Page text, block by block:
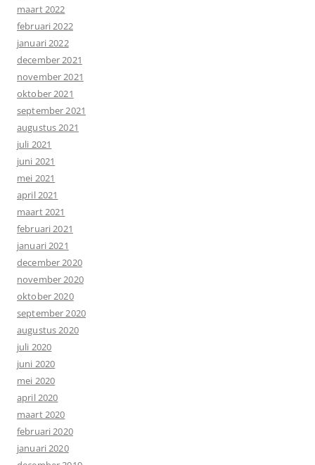
maart 2022
februari 2022
januari 2022
december 2021
november 2021
oktober 2021
september 2021
augustus 2021
juli 2021
juni 2021
mei 2021
april 2021
maart 2021
februari 2021
januari 2021
december 2020
november 2020
oktober 2020
september 2020
augustus 2020
juli 2020
juni 2020
mei 2020
april 2020
maart 2020
februari 2020
januari 2020